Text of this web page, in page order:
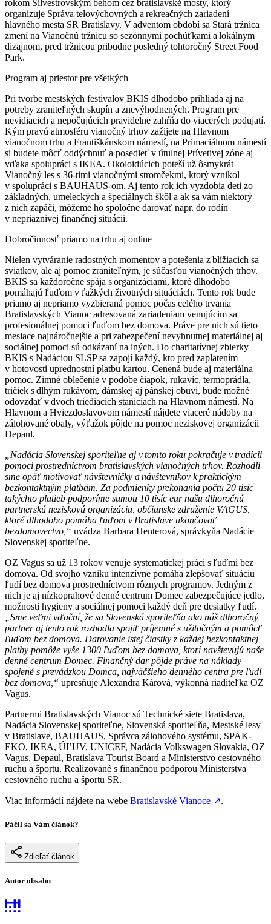
rokom Silvestrovským behom cez bratislavské mosty, ktorý
organizuje Správa telovýchovných a rekreačných zariadení
hlavného mesta SR Bratislavy. V adventom období sa Stará tržnica
zmení na Vianočnú tržnicu so sezónnymi pochúťkami a lokálnym
dizajnom, pred tržnicou pribudne posledný tohtoročný Street Food
Park.
Program aj priestor pre všetkých
Pri tvorbe mestských festivalov BKIS dlhodobo prihliada aj na
potreby zraniteľných skupín a znevýhodnených. Program pre
nevidiacich a nepočujúcich pravidelne zahŕňa do viacerých podujatí.
Kým pravú atmosféru vianočný trhov zažijete na Hlavnom
vianočnom trhu a Františkánskom námestí, na Primaciálnom námestí
si budete môcť oddýchnuť a posedieť v útulnej Prívetivej zóne aj
vďaka spolupráci s IKEA. Okoloidúcich poteší už ôsmykrát
Vianočný les s 36-timi vianočnými stromčekmi, ktorý vznikol
v spolupráci s BAUHAUS-om. Aj tento rok ich vyzdobia deti zo
základných, umeleckých a špeciálnych škôl a ak sa vám niektorý
z nich zapáči, môžeme ho spoločne darovať napr. do rodín
v nepriaznivej finančnej situácii.
Dobročinnosť priamo na trhu aj online
Nielen vytváranie radostných momentov a potešenia z blížiacich sa
sviatkov, ale aj pomoc zraniteľným, je súčasťou vianočných trhov.
BKIS sa každoročne spája s organizáciami, ktoré dlhodobo
pomáhajú ľuďom v ťažkých životných situáciách. Tento rok bude
priamo aj nepriamo vyzbieraná pomoc počas celého trvania
Bratislavských Vianoc adresovaná zariadeniam venujúcim sa
profesionálnej pomoci ľuďom bez domova. Práve pre nich sú tieto
mesiace najnáročnejšie a pri zabezpečení nevyhnutnej materiálnej aj
sociálnej pomoci sú odkázaní na iných. Do charitatívnej zbierky
BKIS s Nadáciou SLSP sa zapojí každý, kto pred zaplatením
v hotovosti uprednostní platbu kartou. Cenená bude aj materiálna
pomoc. Zimné oblečenie v podobe čiapok, rukavíc, termoprádla,
tričiek s dlhým rukávom, dámskej aj pánskej obuvi, bude možné
odovzdať v dvoch triediacich staniciach na Hlavnom námestí. Na
Hlavnom a Hviezdoslavovom námestí nájdete viaceré nádoby na
zálohované obaly, výťažok pôjde na pomoc neziskovej organizácii
Depaul.
„Nadácia Slovenskej sporiteľne aj v tomto roku pokračuje v tradícii
pomoci prostredníctvom bratislavských vianočných trhov. Rozhodli
sme opäť motivovať návštevníčky a návštevníkov k praktickým
bezkontaktným platbám. Za podmienky prekonania počtu 20 tisíc
takýchto platieb podporíme sumou 10 tisíc eur našu dlhoročnú
partnerskú neziskovú organizáciu, občianske združenie VAGUS,
ktoré dlhodobo pomáha ľuďom v Bratislave ukončovať
bezdomovectvo,“ uvádza Barbara Henterová, správkyňa Nadácie
Slovenskej sporiteľne.
OZ Vagus sa už 13 rokov venuje systematickej práci s ľuďmi bez
domova. Od svojho vzniku intenzívne pomáha zlepšovať situáciu
ľudí bez domova prostredníctvom rôznych programov. Jedným z
nich je aj nízkoprahové denné centrum Domec zabezpečujúce jedlo,
možnosti hygieny a sociálnej pomoci každý deň pre desiatky ľudí.
„Sme veľmi vďační, že sa Slovenská sporiteľňa ako náš dlhoročný
partner aj tento rok rozhodla spojiť príjemné s užitočným a pomôcť
ľuďom bez domova. Darovanie istej čiastky z každej bezkontaktnej
platby pomôže vyše 1300 ľuďom bez domova, ktorí navštevujú naše
denné centrum Domec. Finančný dar pôjde práve na náklady
spojené s prevádzkou Domca, najväčšieho denného centra pre ľudí
bez domova,“ upresňuje Alexandra Kárová, výkonná riaditeľka OZ
Vagus.
Partnermi Bratislavských Vianoc sú Technické siete Bratislava,
Nadácia Slovenskej sporiteľne, Slovenská sporiteľňa, Mestské lesy
v Bratislave, BAUHAUS, Správca zálohového systému, SPAK-
EKO, IKEA, ÚĽUV, UNICEF, Nadácia Volkswagen Slovakia, OZ
Vagus, Depaul, Bratislava Tourist Board a Ministerstvo cestovného
ruchu a športu. Realizované s finančnou podporou Ministerstva
cestovného ruchu a športu SR.
Viac informácií nájdete na webe Bratislavské Vianoce ↗︎.
Páčil sa Vám článok?
Zdieľať článok
Autor obsahu